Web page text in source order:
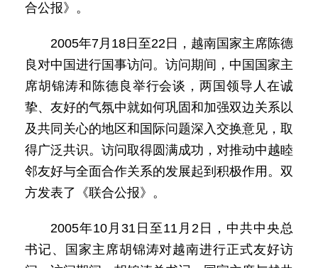
合公报》。
2005年7月18日至22日，越南国家主席陈德
良对中国进行国事访问。访问期间，中国国家主
席胡锦涛和陈德良举行会谈，两国领导人在诚
挚、友好的气氛中就如何巩固和加强双边关系以
及共同关心的地区和国际问题深入交换意见，取
得广泛共识。访问取得圆满成功，对推动中越睦
邻友好与全面合作关系的发展起到积极作用。双
方发表了《联合公报》。
2005年10月31日至11月2日，中共中央总
书记、国家主席胡锦涛对越南进行正式友好访